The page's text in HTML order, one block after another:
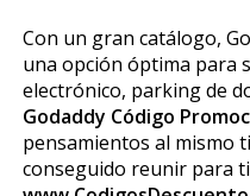
Con un gran catálogo,
una opción óptima para
electrónico, parking de
Godaddy Código
pensamientos al mismo
conseguido reunir para